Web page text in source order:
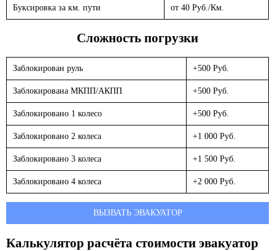
Буксировка за км. пути от 40 Руб./Км.
Сложность погрузки
Заблокирован руль +500 Руб.
Заблокирована МКПП/АКПП +500 Руб.
Заблокировано 1 колесо +500 Руб.
Заблокировано 2 колеса +1 000 Руб.
Заблокировано 3 колеса +1 500 Руб.
Заблокировано 4 колеса +2 000 Руб.
ВЫЗВАТЬ ЭВАКУАТОР
Калькулятор расчёта стоимости эвакуатор